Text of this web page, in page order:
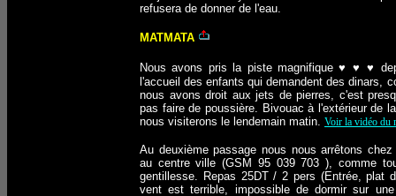
refusera de donner de l'eau.
MATMATA
Nous avons pris la piste magnifique♥ ♥ ♥
l'accueil des enfants qui demandent des dinars,
nous avons droit aux jets de pierres, c'est
pas faire de poussière. Bivouac à l'extérieur de
nous visiterons le lendemain matin. Voir la vidéo du
Au deuxième passage nous nous arrêtons
au centre ville (GSM 95 039 703 ), comme
gentillesse. Repas 25DT / 2 pers (Entrée, plat
vent est terrible, impossible de dormir sur